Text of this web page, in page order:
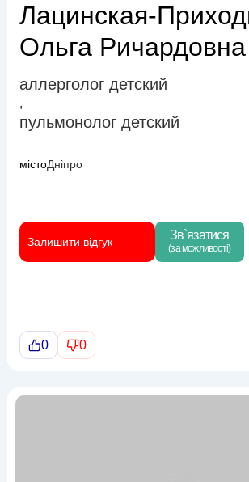
Лацинская-
Ольга Ричардовна
аллерголог детский
,
пульмонолог детский
містоДніпро
Залишити відгук Зв`язатися
(за можливості)
0 0